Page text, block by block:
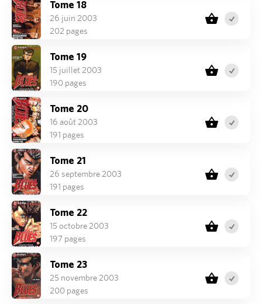
Tome 18
26 juin 2003
202 pages
Tome 19
15 juillet 2003
190 pages
Tome 20
16 août 2003
191 pages
Tome 21
26 septembre 2003
191 pages
Tome 22
15 octobre 2003
197 pages
Tome 23
25 novembre 2003
200 pages